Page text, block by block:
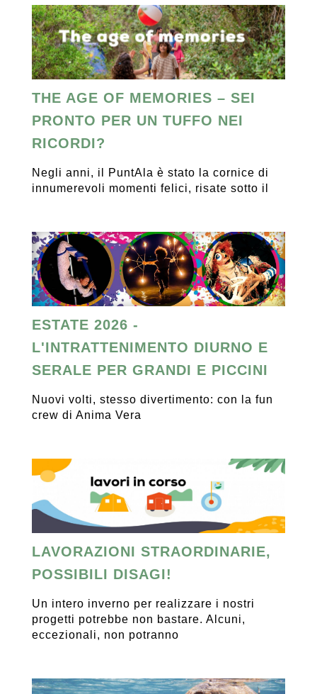
THE AGE OF MEMORIES – SEI
PRONTO PER UN TUFFO NEI
RICORDI?
Negli anni, il PuntAla è stato la cornice di
innumerevoli momenti felici, risate sotto il
ESTATE 2026 -
L'INTRATTENIMENTO DIURNO E
SERALE PER GRANDI E PICCINI
Nuovi volti, stesso divertimento: con la fun
crew di Anima Vera
LAVORAZIONI STRAORDINARIE,
POSSIBILI DISAGI!
Un intero inverno per realizzare i nostri
progetti potrebbe non bastare. Alcuni,
eccezionali, non potranno